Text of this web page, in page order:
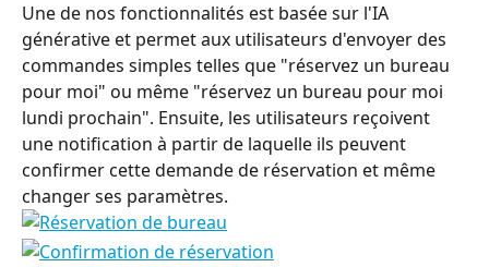
Une de nos fonctionnalités est basée sur l'IA
générative et permet aux utilisateurs d'envoyer des
commandes simples telles que "réservez un bureau
pour moi" ou même "réservez un bureau pour moi
lundi prochain". Ensuite, les utilisateurs reçoivent
une notification à partir de laquelle ils peuvent
confirmer cette demande de réservation et même
changer ses paramètres.